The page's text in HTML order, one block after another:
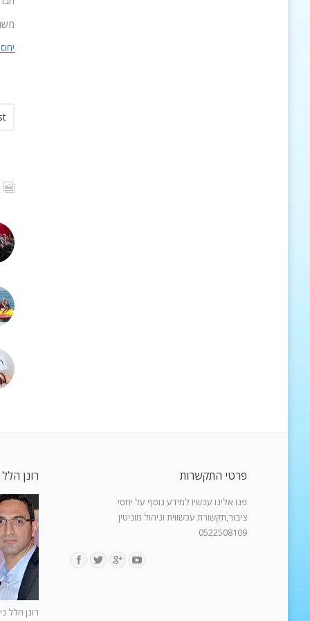
פרטי התקשרות
פנו אלינו עכשיו למידע נוסף על יחסי
ציבור,תקשורת עכשווית וניהול מוניטין
0522508109
רונן הלל
רונן הלל